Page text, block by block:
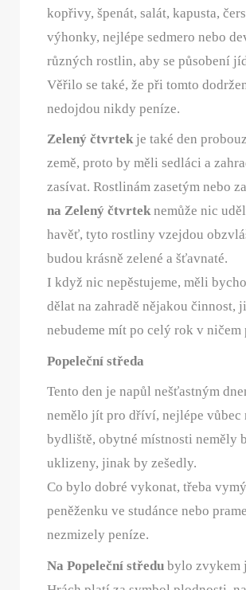
kopřivy, špenát, salát, kapusta,
výhonky, nejlépe sedmero nebo
různých rostlin, aby se působení
Věřilo se také, že při tomto
nedojdou nikdy peníze.
Zelený čtvrtekje také den
země, proto by měli sedláci a
zasívat. Rostlinám zasetým nebo
na Zelený čtvrteknemůže nic
havěť, tyto rostliny vzejdou
budou krásně zelené a šťavnaté.
I když nic nepěstujeme, měli
dělat na zahradě nějakou činnost,
nebudeme mít po celý rok v ničem
Popeleční středa
Tento den je napůl nešťastným
nemělo jít pro dříví, nejlépe vůbec
bydliště, obytné místnosti neměly
uklizeny, jinak by zešedly.
Co bylo dobré vykonat, třeba
peněženku ve studánce nebo
nezmizely peníze.
Na Popeleční středu bylo zvykem